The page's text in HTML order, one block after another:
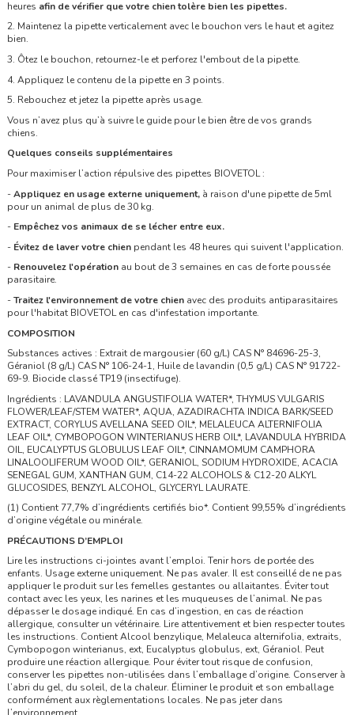
heures afin de vérifier que votre chien tolère bien les pipettes.
2. Maintenez la pipette verticalement avec le bouchon vers le haut et agitez
bien.
3. Ôtez le bouchon, retournez-le et perforez l'embout de la pipette.
4. Appliquez le contenu de la pipette en 3 points.
5. Rebouchez et jetez la pipette après usage.
Vous n’avez plus qu’à suivre le guide pour le bien être de vos grands
chiens.
Quelques conseils supplémentaires
Pour maximiser l’action répulsive des pipettes BIOVETOL :
-Appliquez en usage externe uniquement, à raison d'une pipette de 5ml
pour un animal de plus de 30 kg.
- Empêchez vos animaux de se lécher entre eux.
- Évitez de laver votre chien pendant les 48 heures qui suivent l'application.
- Renouvelez l'opération au bout de 3 semaines en cas de forte poussée
parasitaire.
-Traitez l'environnement de votre chien avec des produits antiparasitaires
pour l'habitat BIOVETOL en cas d'infestation importante.
COMPOSITION
Substances actives : Extrait de margousier (60 g/L) CAS N° 84696-25-3,
Géraniol (8 g/L) CAS N° 106-24-1, Huile de lavandin (0,5 g/L) CAS N° 91722-
69-9. Biocide classé TP19 (insectifuge).
Ingrédients : LAVANDULA ANGUSTIFOLIA WATER*, THYMUS VULGARIS
FLOWER/LEAF/STEM WATER*, AQUA, AZADIRACHTA INDICA BARK/SEED
EXTRACT, CORYLUS AVELLANA SEED OIL*, MELALEUCA ALTERNIFOLIA
LEAF OIL*, CYMBOPOGON WINTERIANUS HERB OIL*, LAVANDULA HYBRIDA
OIL, EUCALYPTUS GLOBULUS LEAF OIL*, CINNAMOMUM CAMPHORA
LINALOOLIFERUM WOOD OIL*, GERANIOL, SODIUM HYDROXIDE, ACACIA
SENEGAL GUM, XANTHAN GUM, C14-22 ALCOHOLS & C12-20 ALKYL
GLUCOSIDES, BENZYL ALCOHOL, GLYCERYL LAURATE.
(1) Contient 77,7% d’ingrédients certifiés bio*. Contient 99,55% d’ingrédients
d’origine végétale ou minérale.
PRÉCAUTIONS D’EMPLOI
Lire les instructions ci-jointes avant l’emploi. Tenir hors de portée des
enfants. Usage externe uniquement. Ne pas avaler. Il est conseillé de ne pas
appliquer le produit sur les femelles gestantes ou allaitantes. Éviter tout
contact avec les yeux, les narines et les muqueuses de l’animal. Ne pas
dépasser le dosage indiqué. En cas d’ingestion, en cas de réaction
allergique, consulter un vétérinaire. Lire attentivement et bien respecter toutes
les instructions. Contient Alcool benzylique, Melaleuca alternifolia, extraits,
Cymbopogon winterianus, ext, Eucalyptus globulus, ext, Géraniol. Peut
produire une réaction allergique. Pour éviter tout risque de confusion,
conserver les pipettes non-utilisées dans l’emballage d’origine. Conserver à
l’abri du gel, du soleil, de la chaleur. Éliminer le produit et son emballage
conformément aux règlementations locales. Ne pas jeter dans